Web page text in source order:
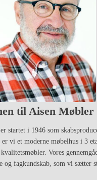
til Aisen Møbler
startet i 1946 som
vi et moderne møbelhus i 3
Vores
og fagkundskab, som vi sætter